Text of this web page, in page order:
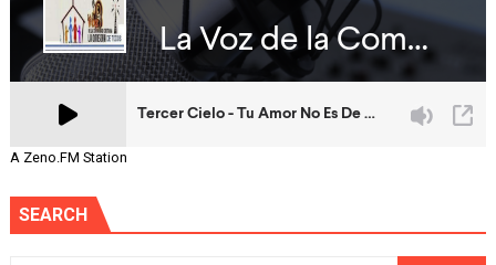
A Zeno.FM Station
SEARCH